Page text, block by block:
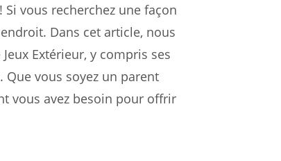
vous recherchez une façon
Dans cet article, nous
Extérieur, y compris ses
vous soyez un parent
vous avez besoin pour offrir